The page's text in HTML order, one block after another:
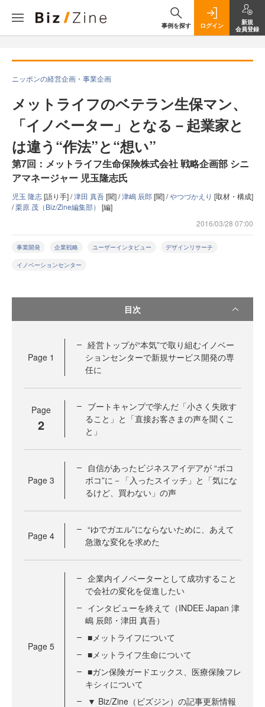
事例を探す ログイン
新規
会員登録
ニッポンの経営企画・事業企画
メットライフのベテラン生保マン、
「イノベーター」となる－起業家と
は違う“作法”と“想い”
第7回：メットライフ生命保険株式会社 戦略企画部 シニ
アマネージャー 児玉隆志氏
児玉 隆志[語り手] /津田 真吾[聞] /津嶋 辰郎[聞] /やつづかえり [取材・構成]
/栗原 茂（Biz/Zine編集部） [編]
2016/03/28 07:00
事業開発 企業戦略 ユーザーインタビュー デザインリサーチ
イノベーションセンター
目次
Page 1
経営トップが“本気”で取り組むイノベー
ションセンターで新規サービス開発の専
任に
Page
2
ブートキャンプで学んだ「小さく失敗す
ること」と「直接お客さまの声を聞くこ
と」
Page 3
自信があったビジネスアイデアが “ボコ
ボコ”に－「入ったスイッチ」と「気にな
るけど、買わない」の声
Page 4
“ゆでガエル”にならないために、あえて
急激な変化を求めた
Page 5
企業内イノベーターとして成功すること
で会社の変化を促進したい
インタビューを終えて（INDEE Japan 津
嶋 辰郎・津田 真吾）
■メットライフについて
■メットライフ生命について
■ガン保険ガードエックス、医療保険フレ
キシィについて
▼ Biz/Zine（ビズジン）の記事更新情報